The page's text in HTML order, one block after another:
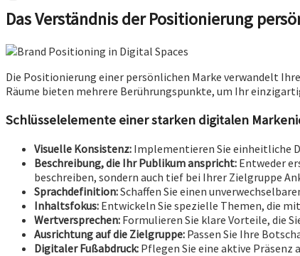
Das Verständnis der Positionierung
Die Positionierung einer persönlichen Marke verwandelt
Räume bieten mehrere Berührungspunkte, um Ihr
Schlüsselelemente einer starken digitalen
Visuelle Konsistenz: Implementieren Sie einheitliche
Beschreibung, die Ihr Publikum anspricht: Entweder
beschreiben, sondern auch tief bei Ihrer Zielgruppe
Sprachdefinition:Schaffen Sie einen
Inhaltsfokus: Entwickeln Sie spezielle Themen, die
Wertversprechen: Formulieren Sie klare Vorteile, die
Ausrichtung auf die Zielgruppe: Passen Sie Ihre
Digitaler Fußabdruck: Pflegen Sie eine aktive